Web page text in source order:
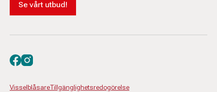
Se vårt utbud!
VisselblåsareTillgänglighetsredogörelse
Besök oss på facebook
Besök oss på instagram